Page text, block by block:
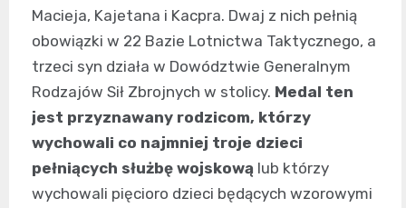
Macieja, Kajetana i Kacpra. Dwaj z nich pełnią
obowiązki w 22 Bazie Lotnictwa Taktycznego, a
trzeci syn działa w Dowództwie Generalnym
Rodzajów Sił Zbrojnych w stolicy. Medal ten
jest przyznawany rodzicom, którzy
wychowali co najmniej troje dzieci
pełniących służbę wojskową lub którzy
wychowali pięcioro dzieci będących wzorowymi